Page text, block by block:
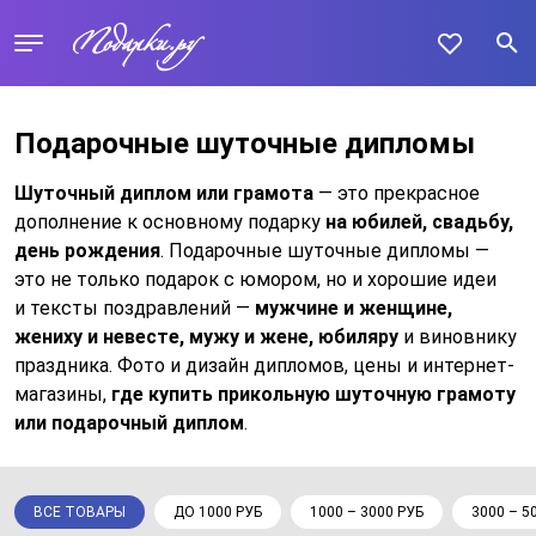
Подарочные шуточные дипломы
Шуточный диплом или грамота — это прекрасное
дополнение к основному подарку на юбилей, свадьбу,
день рождения. Подарочные шуточные дипломы —
это не только подарок с юмором, но и хорошие идеи
и тексты поздравлений — мужчине и женщине,
жениху и невесте, мужу и жене, юбиляру и виновнику
праздника. Фото и дизайн дипломов, цены и интернет-
магазины, где купить прикольную шуточную грамоту
или подарочный диплом.
ВСЕ ТОВАРЫ ДО 1000 РУБ 1000 – 3000 РУБ 3000 –